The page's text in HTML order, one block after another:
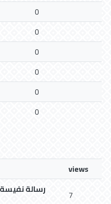
0
0
0
0
0
0
views
7